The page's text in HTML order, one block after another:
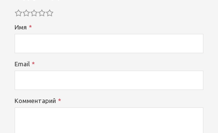
Имя
Email
Комментарий